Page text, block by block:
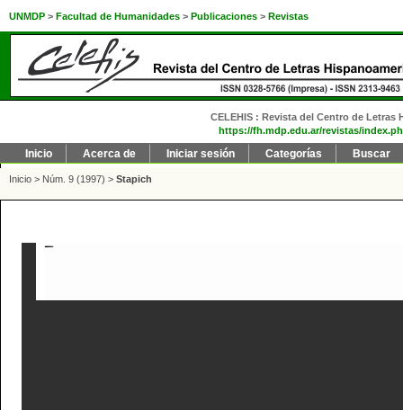
UNMDP > Facultad de Humanidades > Publicaciones > Revistas
CELEHIS : Revista del Centro de
https://fh.mdp.edu.ar/revistas/
Inicio Acerca de Iniciar sesión Categorías Buscar
Inicio > Núm. 9 (1997) > Stapich